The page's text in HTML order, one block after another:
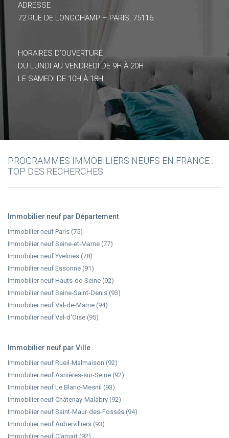
ADRESSE
72 RUE DE LONGCHAMP – PARIS, 75116
HORAIRES D’OUVERTURE
DU LUNDI AU VENDREDI DE 9H À 20H
LE SAMEDI DE 10H À 18H
PROGRAMMES IMMOBILIERS NEUFS EN FRANCE :
TOP DES RECHERCHES
Immobilier neuf par Département
Immobilier neuf Paris (75)
Immobilier neuf Seine-et-Marne (77)
Immobilier neuf Yvelines (78)
Immobilier neuf Essonne (91)
Immobilier neuf Hauts-de-Seine (92)
Immobilier neuf Seine-Saint-Denis (93)
Immobilier neuf Val-de-Marne (94)
Immobilier neuf Val-d'Oise (95)
Immobilier neuf par Ville
Immobilier neuf Rueil-Malmaison (92)
Immobilier neuf Asnières-sur-Seine (92)
Immobilier neuf Le Blanc-Mesnil (93)
Immobilier neuf Châtenay-Malabry (92)
Immobilier neuf Saint-Maur-des-Fossés (94)
Immobilier neuf Aubervilliers (93)
Immobilier neuf Clamart (92)